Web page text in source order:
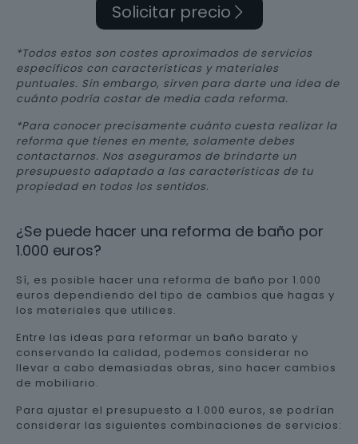
Solicitar precio
*Todos estos son costes aproximados de servicios
específicos con características y materiales
puntuales. Sin embargo, sirven para darte una idea de
cuánto podría costar de media cada reforma.
*Para conocer precisamente cuánto cuesta realizar la
reforma que tienes en mente, solamente debes
contactarnos. Nos aseguramos de brindarte un
presupuesto adaptado a las características de tu
propiedad en todos los sentidos.
¿Se puede hacer una reforma de baño por
1.000 euros?
Sí, es posible hacer una reforma de baño por 1.000
euros dependiendo del tipo de cambios que hagas y
los materiales que utilices.
Entre las ideas para reformar un baño barato y
conservando la calidad, podemos considerar no
llevar a cabo demasiadas obras, sino hacer cambios
de mobiliario.
Para ajustar el presupuesto a 1.000 euros, se podrían
considerar las siguientes combinaciones de servicios: